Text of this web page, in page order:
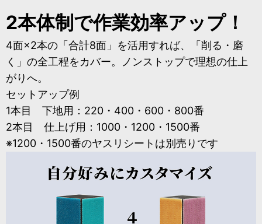
2本体制で作業効率アップ！
4面×2本の「合計8面」を活用すれば、「削る・磨
く」の全工程をカバー。ノンストップで理想の仕上
がりへ。
セットアップ例
1本目 下地用：220・400・600・800番
2本目 仕上げ用：1000・1200・1500番
※1200・1500番のヤスリシートは別売りです